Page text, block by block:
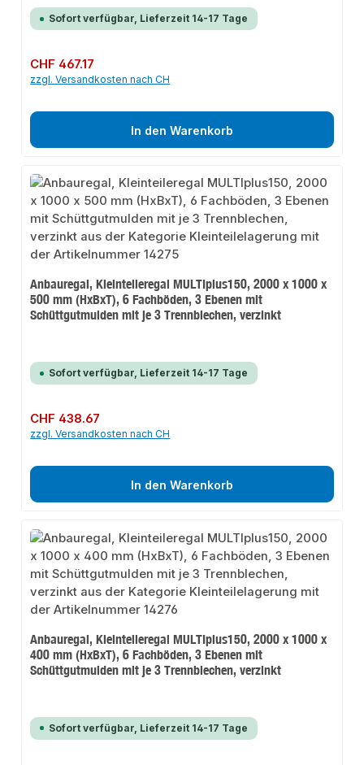
Sofort verfügbar, Lieferzeit 14-17 Tage
Regulärer Preis:
CHF 467.17
zzgl. Versandkosten nach CH
In den Warenkorb
Anbauregal, Kleinteileregal MULTIplus150, 2000 x 1000 x
500 mm (HxBxT), 6 Fachböden, 3 Ebenen mit
Schüttgutmulden mit je 3 Trennblechen, verzinkt
Sofort verfügbar, Lieferzeit 14-17 Tage
Regulärer Preis:
CHF 438.67
zzgl. Versandkosten nach CH
In den Warenkorb
Anbauregal, Kleinteileregal MULTIplus150, 2000 x 1000 x
400 mm (HxBxT), 6 Fachböden, 3 Ebenen mit
Schüttgutmulden mit je 3 Trennblechen, verzinkt
Sofort verfügbar, Lieferzeit 14-17 Tage